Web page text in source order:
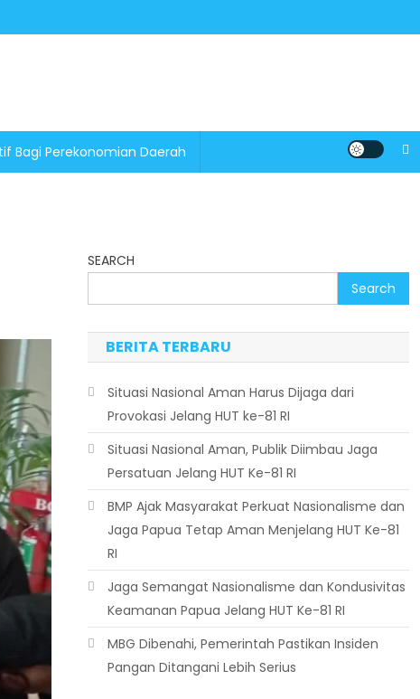
Bagi Perekonomian Daerah
SEARCH
Search
BERITA TERBARU
Situasi Nasional Aman Harus Dijaga dari
Provokasi Jelang HUT ke-81 RI
Situasi Nasional Aman, Publik Diimbau Jaga
Persatuan Jelang HUT Ke-81 RI
BMP Ajak Masyarakat Perkuat Nasionalisme dan
Jaga Papua Tetap Aman Menjelang HUT Ke-81
RI
Jaga Semangat Nasionalisme dan Kondusivitas
Keamanan Papua Jelang HUT Ke-81 RI
MBG Dibenahi, Pemerintah Pastikan Insiden
Pangan Ditangani Lebih Serius